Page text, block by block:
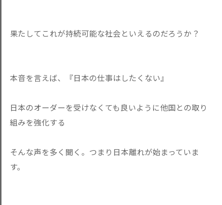
果たしてこれが持続可能な社会といえるのだろうか？
本音を言えば、『日本の仕事はしたくない』
日本のオーダーを受けなくても良いように他国との取り
組みを強化する
そんな声を多く聞く。つまり日本離れが始まっていま
す。